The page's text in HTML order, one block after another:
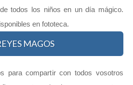
todos los niños en un día mágico.
en fototeca.
MAGOS
para compartir con todos vosotros